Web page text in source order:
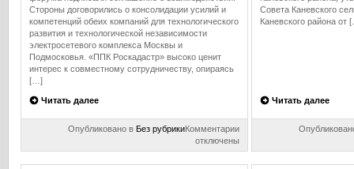
Стороны договорились о консолидации усилий и
компетенций обеих компаний для технологического
развития и технологической независимости
электросетевого комплекса Москвы и
Подмосковья. «ППК Роскадастр» высоко ценит
интерес к совместному сотрудничеству, опираясь
[…]
Читать далее
Опубликовано в Без рубрикиКомментариик
ППК
«Роскадастр»
отключены
Совета Каневского
Каневского района от
Читать далее